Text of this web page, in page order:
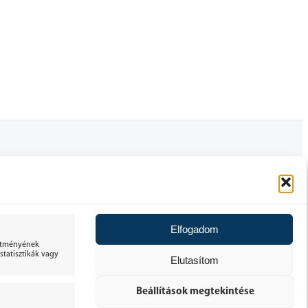
vagy
Elfogadom
Elutasítom
Beállítások megtekintése
ÁLTALÁNOS SZERZŐDÉSI FELTÉTELEK
30 NAPOS ELÁLLÁSI JOG